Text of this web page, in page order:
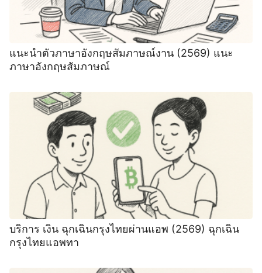
แนะนําตัวภาษาอังกฤษสัมภาษณ์งาน (2569) ‍แนะ
ภาษาอังกฤษสัมภาษณ์
บริการ เงิน ฉุกเฉินกรุงไทยผ่านแอพ (2569) ฉุกเฉิน
กรุงไทยแอพทา